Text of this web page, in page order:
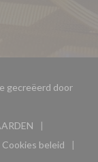
gecreëerd door
een nieuw venster))
in een nieuw
Cookies beleid
((opent in